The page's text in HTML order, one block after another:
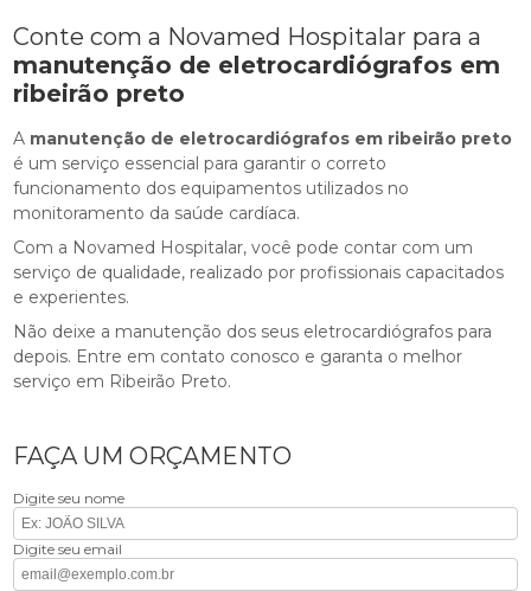
Conte com a Novamed Hospitalar para a
manutenção de eletrocardiógrafos em
ribeirão preto
A manutenção de eletrocardiógrafos em ribeirão preto
é um serviço essencial para garantir o correto
funcionamento dos equipamentos utilizados no
monitoramento da saúde cardíaca.
Com a Novamed Hospitalar, você pode contar com um
serviço de qualidade, realizado por profissionais capacitados
e experientes.
Não deixe a manutenção dos seus eletrocardiógrafos para
depois. Entre em contato conosco e garanta o melhor
serviço em Ribeirão Preto.
FAÇA UM ORÇAMENTO
Digite seu nome
Digite seu email